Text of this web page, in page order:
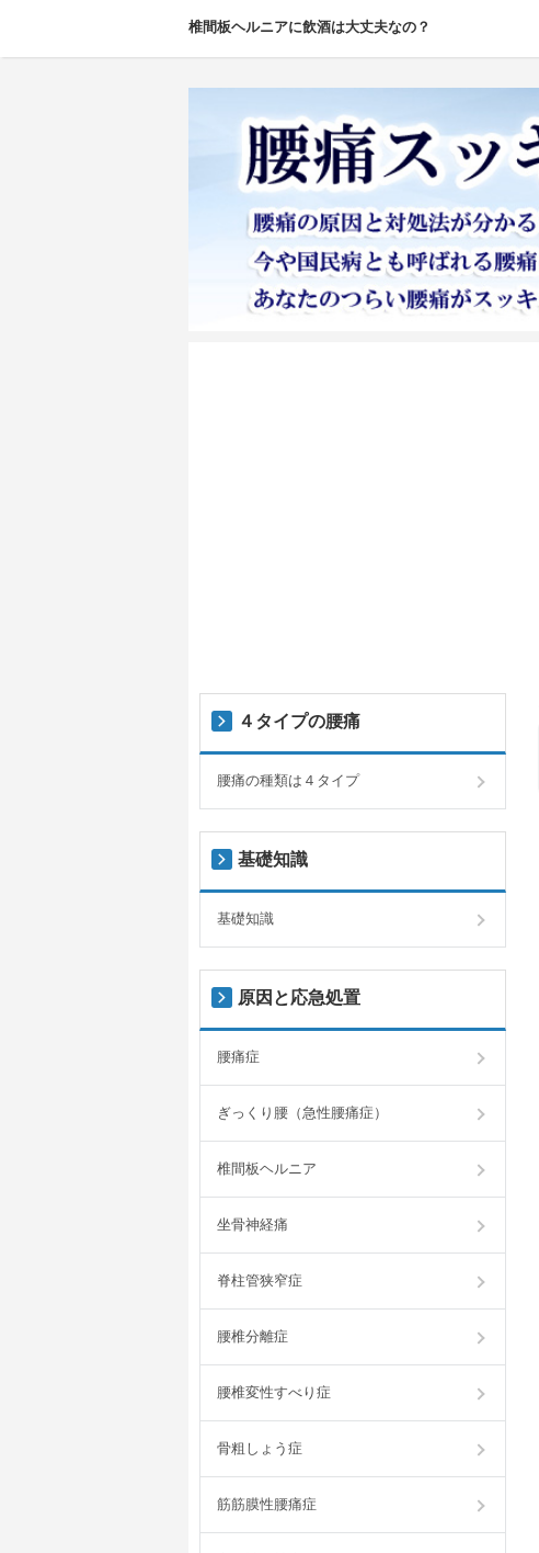
椎間板ヘルニアに飲酒は大丈夫なの？
４タイプの腰痛
腰痛の種類は４タイプ
基礎知識
基礎知識
原因と応急処置
腰痛症
ぎっくり腰（急性腰痛症）
椎間板ヘルニア
坐骨神経痛
脊柱管狭窄症
腰椎分離症
腰椎変性すべり症
骨粗しょう症
筋筋膜性腰痛症